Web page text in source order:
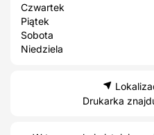
Czwartek
Piątek
Sobota
Niedziela
Drukarka